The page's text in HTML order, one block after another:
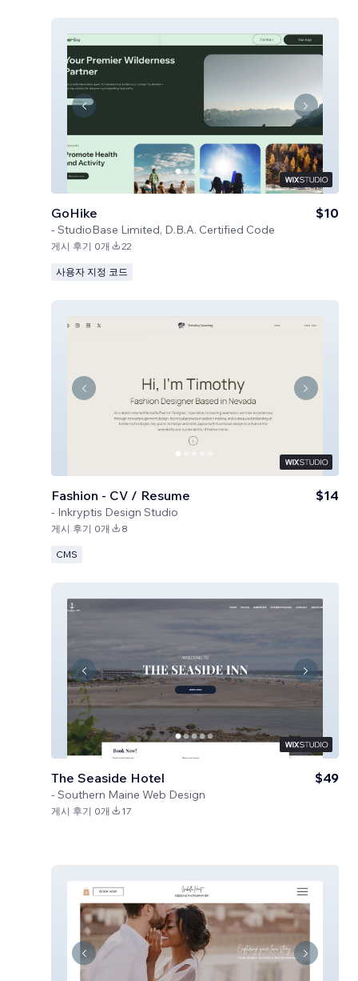
GoHike
- StudioBase Limited, D.B.A. Certified Code
$10
게시 후기 0개 22
사용자 지정 코드
Fashion - CV / Resume
- Inkryptis Design Studio
$14
게시 후기 0개 8
CMS
The Seaside Hotel
- Southern Maine Web Design
$49
게시 후기 0개 17